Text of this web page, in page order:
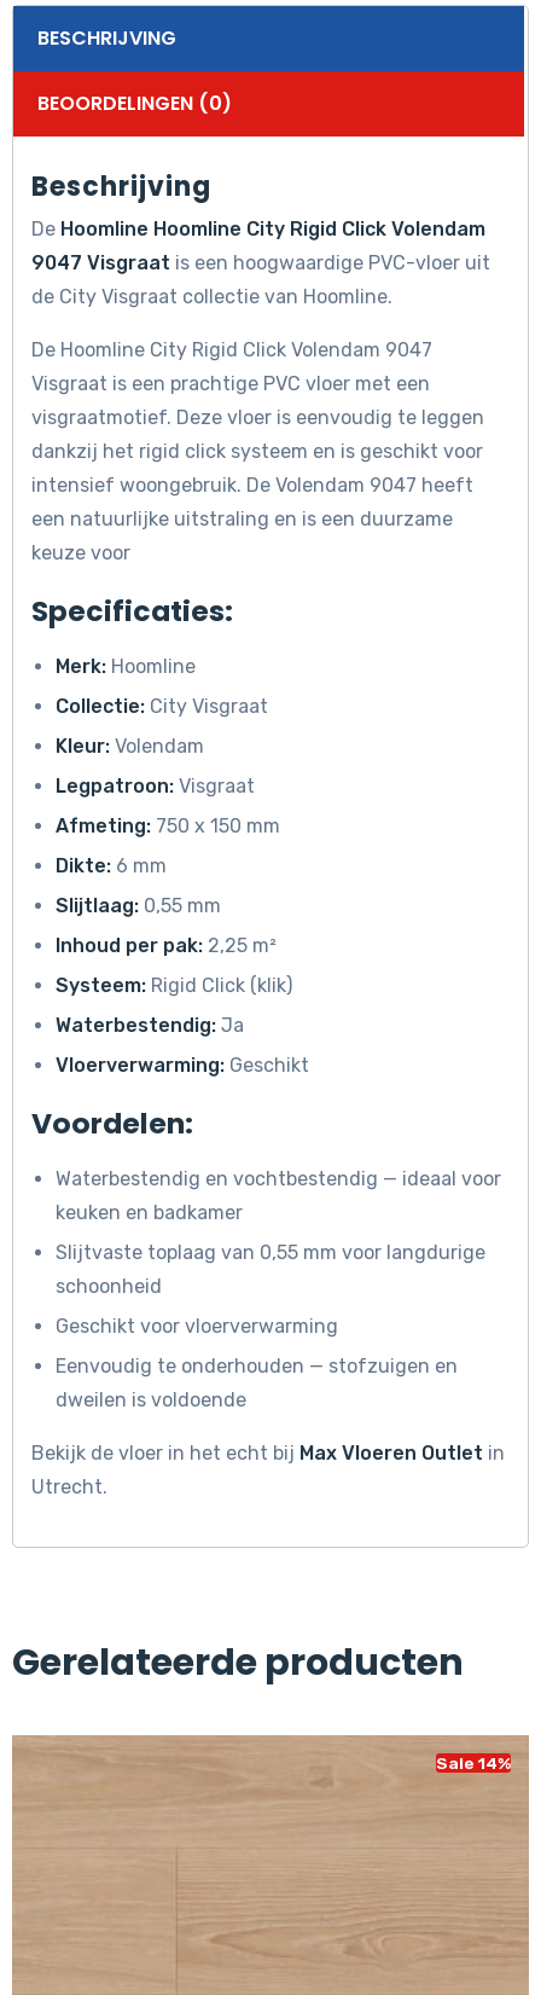
BESCHRIJVING
BEOORDELINGEN (0)
Beschrijving
De Hoomline Hoomline City Rigid Click Volendam
9047 Visgraat is een hoogwaardige PVC-vloer uit
de City Visgraat collectie van Hoomline.
De Hoomline City Rigid Click Volendam 9047
Visgraat is een prachtige PVC vloer met een
visgraatmotief. Deze vloer is eenvoudig te leggen
dankzij het rigid click systeem en is geschikt voor
intensief woongebruik. De Volendam 9047 heeft
een natuurlijke uitstraling en is een duurzame
keuze voor
Specificaties:
Merk: Hoomline
Collectie: City Visgraat
Kleur: Volendam
Legpatroon: Visgraat
Afmeting: 750 x 150 mm
Dikte: 6 mm
Slijtlaag: 0,55 mm
Inhoud per pak: 2,25 m²
Systeem: Rigid Click (klik)
Waterbestendig: Ja
Vloerverwarming: Geschikt
Voordelen:
Waterbestendig en vochtbestendig — ideaal voor
keuken en badkamer
Slijtvaste toplaag van 0,55 mm voor langdurige
schoonheid
Geschikt voor vloerverwarming
Eenvoudig te onderhouden — stofzuigen en
dweilen is voldoende
Bekijk de vloer in het echt bij Max Vloeren Outlet in
Utrecht.
Gerelateerde producten
Sale 14%